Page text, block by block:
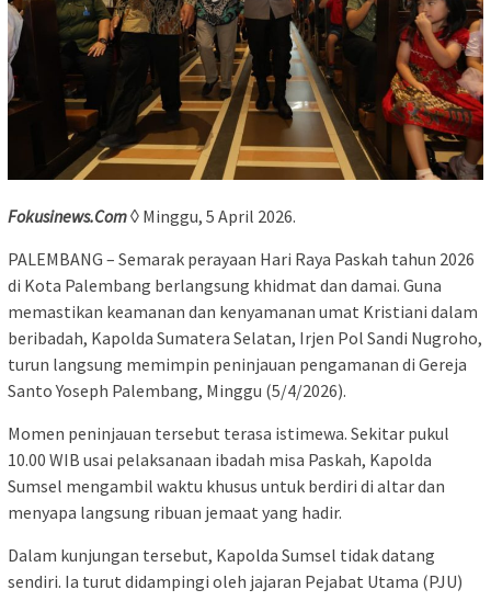
Fokusinews.Com◊ Minggu, 5 April 2026.
​PALEMBANG – Semarak perayaan Hari Raya Paskah tahun 2026
di Kota Palembang berlangsung khidmat dan damai. Guna
memastikan keamanan dan kenyamanan umat Kristiani dalam
beribadah, Kapolda Sumatera Selatan, Irjen Pol Sandi Nugroho,
turun langsung memimpin peninjauan pengamanan di Gereja
Santo Yoseph Palembang, Minggu (5/4/2026).
​Momen peninjauan tersebut terasa istimewa. Sekitar pukul
10.00 WIB usai pelaksanaan ibadah misa Paskah, Kapolda
Sumsel mengambil waktu khusus untuk berdiri di altar dan
menyapa langsung ribuan jemaat yang hadir.
​Dalam kunjungan tersebut, Kapolda Sumsel tidak datang
sendiri. Ia turut didampingi oleh jajaran Pejabat Utama (PJU)